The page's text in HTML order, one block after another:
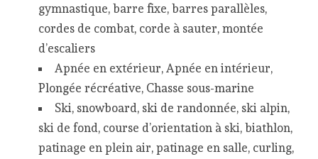
gymnastique, barre fixe, barres parallèles,
cordes de combat, corde à sauter, montée
d’escaliers
Apnée en extérieur, Apnée en intérieur,
Plongée récréative, Chasse sous-marine
Ski, snowboard, ski de randonnée, ski alpin,
ski de fond, course d’orientation à ski, biathlon,
patinage en plein air, patinage en salle, curling,